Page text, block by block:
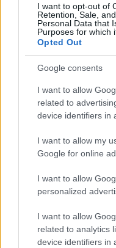
I want to opt-out of
Retention, Sale,
Personal Data that
Purposes for which
Opted Out
Google consents
I want to allow
related to
device identifiers in
I want to allow my
Google for online
I want to allow
personalized
I want to allow
related to analytics
device identifiers in
Egy vállalat
| 2024.08.18 10:09
A Virtus Solis óriási
és lesugározná a